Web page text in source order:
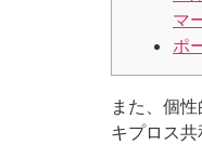
マ
ポ
また、個
キプロス